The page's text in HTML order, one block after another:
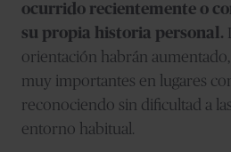
ocurrido recientemente o
su propia historia personal.
orientación habrán
muy importantes en lugares
reconociendo sin dificultad a
entorno habitual.